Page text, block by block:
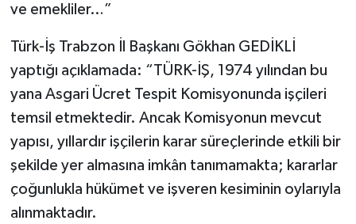
ve emekliler…”
Türk-İş Trabzon İl Başkanı Gökhan GEDİKLİ
yaptığı açıklamada: “TÜRK-İŞ, 1974 yılından bu
yana Asgari Ücret Tespit Komisyonunda işçileri
temsil etmektedir. Ancak Komisyonun mevcut
yapısı, yıllardır işçilerin karar süreçlerinde etkili bir
şekilde yer almasına imkân tanımamakta; kararlar
çoğunlukla hükümet ve işveren kesiminin oylarıyla
alınmaktadır.